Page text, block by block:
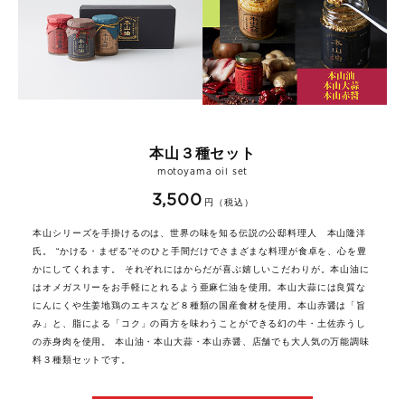
本山３種セット
motoyama oil set
3,500 円（税込）
本山シリーズを手掛けるのは、世界の味を知る伝説の公邸料理人 本山隆洋
氏。 “かける・まぜる”そのひと手間だけでさまざまな料理が食卓を、心を豊
かにしてくれます。 それぞれにはからだが喜ぶ嬉しいこだわりが。本山油に
はオメガスリーをお手軽にとれるよう亜麻仁油を使用。本山大蒜には良質な
にんにくや生姜地鶏のエキスなど８種類の国産食材を使用。本山赤醤は「旨
み」と、脂による「コク」の両方を味わうことができる幻の牛・土佐赤うし
の赤身肉を使用。 本山油・本山大蒜・本山赤醤、店舗でも大人気の万能調味
料３種類セットです。